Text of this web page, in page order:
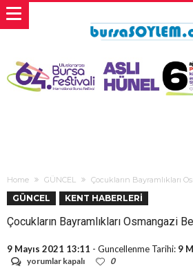
Home GÜNCEL Çocukların Bayramlıkları
GÜNCEL KENT HABERLERİ
Çocukların Bayramlıkları Osmangazi
9 Mayıs 2021 13:11 - Guncellenme Tarihi: 9
Çocukların
yorumlar kapalı 0